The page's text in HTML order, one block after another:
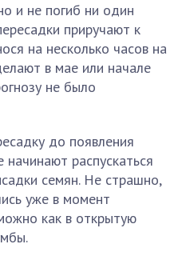
и не погиб ни один
приручают к
на несколько часов на
в мае или начале
не было
до появления
распускаться
семян. Не страшно,
уже в момент
как в открытую